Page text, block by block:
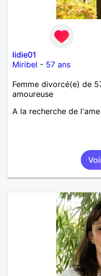
lidie01
Miribel - 57 ans
Femme divorcé(e) de
amoureuse
A la recherche de